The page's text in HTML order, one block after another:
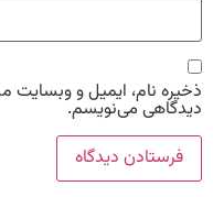
ذخیره نام، ایمیل و وبسایت
دیدگاهی می‌نویسم.